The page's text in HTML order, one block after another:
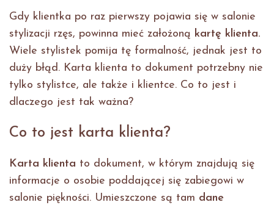
Gdy klientka po raz pierwszy pojawia się w salonie
stylizacji rzęs, powinna mieć założoną kartę klienta.
Wiele stylistek pomija tę formalność, jednak jest to
duży błąd. Karta klienta to dokument potrzebny nie
tylko stylistce, ale także i klientce. Co to jest i
dlaczego jest tak ważna?
Co to jest karta klienta?
Karta klienta to dokument, w którym znajdują się
informacje o osobie poddającej się zabiegowi w
salonie piękności. Umieszczone są tam dane